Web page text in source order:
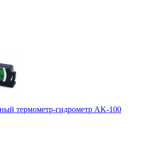
термометр-гидрометр AK-100